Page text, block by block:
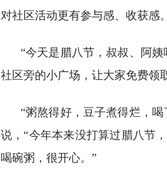
对社区活动更有参与感、收获感
“今天是腊八节，叔叔、阿
社区旁的小广场，让大家免费领
“粥熬得好，豆子煮得烂，
说，“今年本来没打算过腊八节
喝碗粥，很开心。”